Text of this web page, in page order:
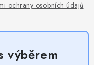
ochrany osobních údajů
výběrem